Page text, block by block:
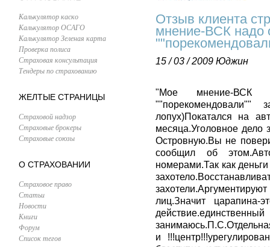
Калькулятор каско
Калькулятор ОСАГО
Калькулятор Зеленая карта
Проверка полиса
Страховая консультация
Тендеры по страхованию
ЖЕЛТЫЕ СТРАНИЦЫ
Страховой надзор
Страховые брокеры
Страховые союзы
О СТРАХОВАНИИ
Страховое право
Статьи
Новости
Книги
Форум
Список тегов
Отзыв клиента
мнение-ВСК надо
15 / 03 / 2009 Юджин
"Мое мнение-ВСК
""порекомендовали""
лопух)Покатался на
месяца.Уголовное дело
Островную.Вы не
сообщил об
номерами.Так как
лиц.Значит царапина-
и